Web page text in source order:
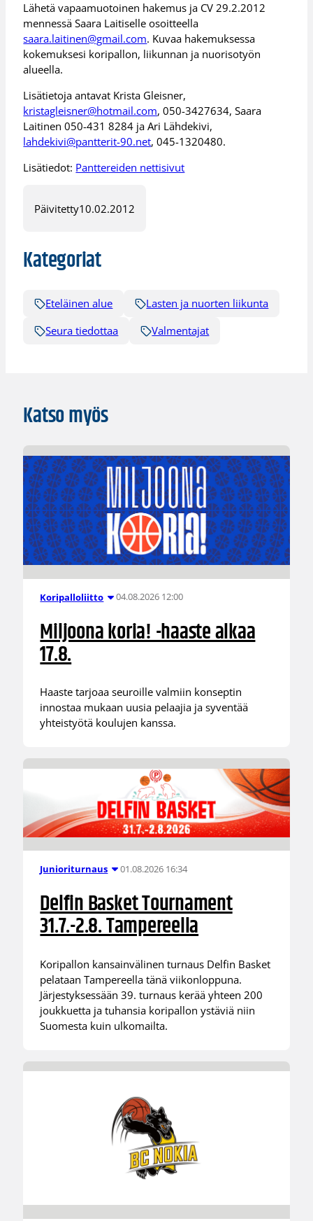
Lähetä vapaamuotoinen hakemus ja CV 29.2.2012
mennessä Saara Laitiselle osoitteella
saara.laitinen@gmail.com. Kuvaa hakemuksessa
kokemuksesi koripallon, liikunnan ja nuorisotyön
alueella.
Lisätietoja antavat Krista Gleisner,
kristagleisner@hotmail.com, 050-3427634, Saara
Laitinen 050-431 8284 ja Ari Lähdekivi,
lahdekivi@pantterit-90.net, 045-1320480.
Lisätiedot: Panttereiden nettisivut
Päivitetty10.02.2012
Kategoriat
Eteläinen alue
Lasten ja nuorten liikunta
Seura tiedottaa
Valmentajat
Katso myös
Koripalloliitto 04.08.2026 12:00
Miljoona koria! -haaste alkaa
17.8.
Haaste tarjoaa seuroille valmiin konseptin
innostaa mukaan uusia pelaajia ja syventää
yhteistyötä koulujen kanssa.
Junioriturnaus 01.08.2026 16:34
Delfin Basket Tournament
31.7.-2.8. Tampereella
Koripallon kansainvälinen turnaus Delfin Basket
pelataan Tampereella tänä viikonloppuna.
Järjestyksessään 39. turnaus kerää yhteen 200
joukkuetta ja tuhansia koripallon ystäviä niin
Suomesta kuin ulkomailta.